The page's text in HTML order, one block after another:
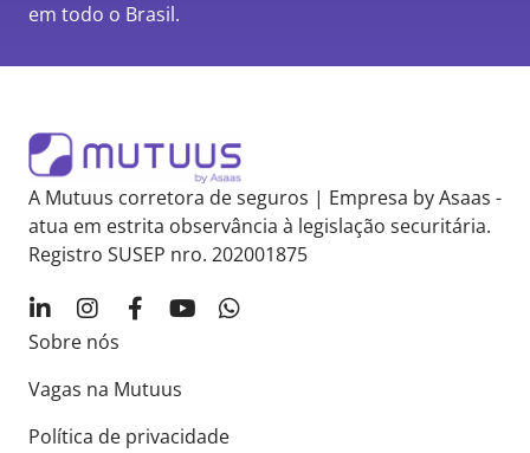
em todo o Brasil.
A Mutuus corretora de seguros | Empresa by Asaas -
atua em estrita observância à legislação securitária.
Registro SUSEP nro. 202001875
Sobre nós
Vagas na Mutuus
Política de privacidade